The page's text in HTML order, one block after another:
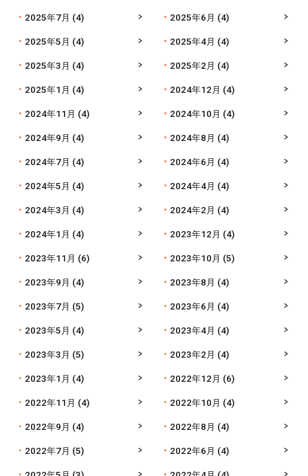
2025年7月 (4) 2025年6月 (4)
2025年5月 (4) 2025年4月 (4)
2025年3月 (4) 2025年2月 (4)
2025年1月 (4) 2024年12月 (4)
2024年11月 (4) 2024年10月 (4)
2024年9月 (4) 2024年8月 (4)
2024年7月 (4) 2024年6月 (4)
2024年5月 (4) 2024年4月 (4)
2024年3月 (4) 2024年2月 (4)
2024年1月 (4) 2023年12月 (4)
2023年11月 (6) 2023年10月 (5)
2023年9月 (4) 2023年8月 (4)
2023年7月 (5) 2023年6月 (4)
2023年5月 (4) 2023年4月 (4)
2023年3月 (5) 2023年2月 (4)
2023年1月 (4) 2022年12月 (6)
2022年11月 (4) 2022年10月 (4)
2022年9月 (4) 2022年8月 (4)
2022年7月 (5) 2022年6月 (4)